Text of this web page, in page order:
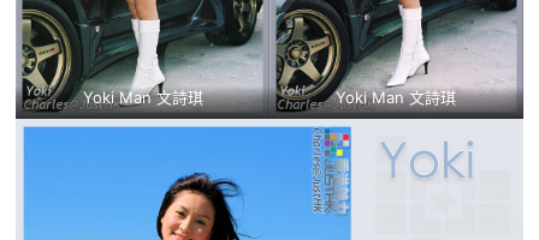
Yoki Man 文詩琪 Yoki Man 文詩琪